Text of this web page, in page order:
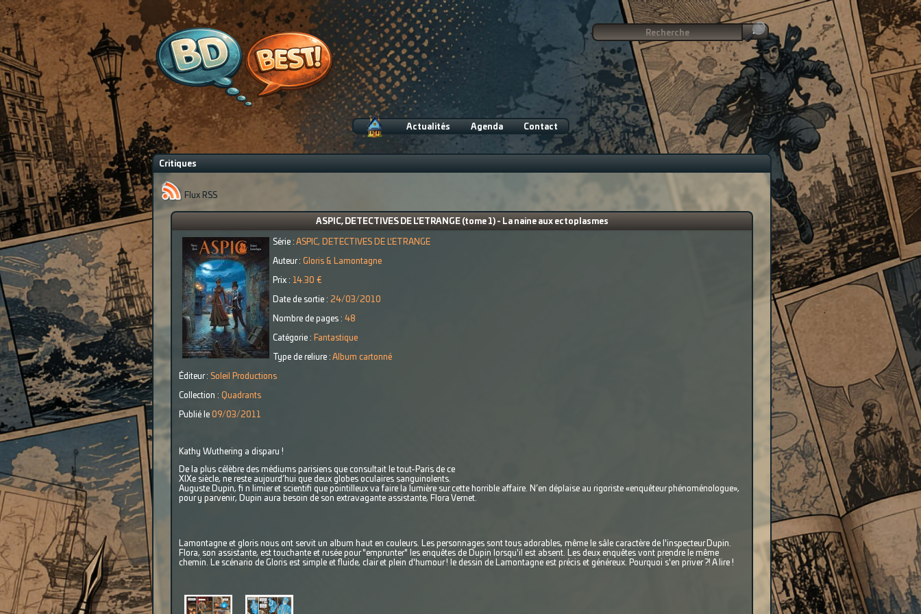
?>
Actualités Agenda Contact
Critiques
Flux RSS
ASPIC, DETECTIVES DE L'ETRANGE (tome 1) - La naine aux ectoplasmes
Série : ASPIC, DETECTIVES DE L'ETRANGE
Auteur : Gloris & Lamontagne
Prix : 14.30 €
Date de sortie : 24/03/2010
Nombre de pages : 48
Catégorie : Fantastique
Type de reliure : Album cartonné
Éditeur : Soleil Productions
Collection : Quadrants
Publié le 09/03/2011
Kathy Wuthering a disparu !
De la plus célèbre des médiums parisiens que consultait le tout-Paris de ce
XIXe siècle, ne reste aujourd’hui que deux globes oculaires sanguinolents.
Auguste Dupin, fi n limier et scientifi que pointilleux va faire la lumière sur cette horrible affaire. N’en déplaise au rigoriste «enquêteur phénoménologue»,
pour y parvenir, Dupin aura besoin de son extravagante assistante, Flora Vernet.
Lamontagne et gloris nous ont servit un album haut en couleurs. Les personnages sont tous adorables, même le sâle caractère de l'inspecteur Dupin.
Flora, son assistante, est touchante et rusée pour "emprunter" les enquêtes de Dupin lorsqu'il est absent. Les deux enquêtes vont prendre le même
chemin. Le scénario de Gloris est simple et fluide, clair et plein d'humour ! le dessin de Lamontagne est précis et généreux. Pourquoi s'en priver ?! A lire !